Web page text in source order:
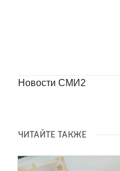
Новости СМИ2
ЧИТАЙТЕ ТАКЖЕ